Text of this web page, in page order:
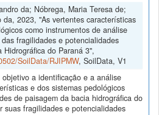
da; Nóbrega, Maria Teresa de;
da, 2023, "As vertentes características
como instrumentos de análise
fragilidades e potencialidades
Hidrográfica do Paraná 3",
SoilData/RJIPMW, SoilData, V1
a identificação e a análise
e dos sistemas pedológicos
de paisagem da bacia hidrográfica do
suas fragilidades e potencialidades